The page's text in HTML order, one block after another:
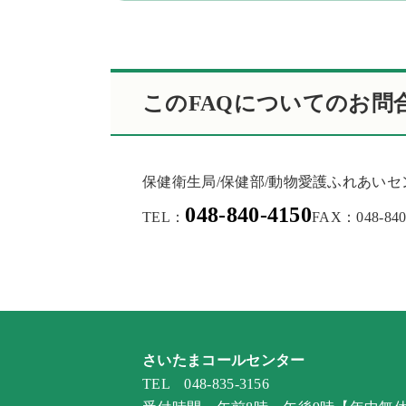
このFAQについてのお問
保健衛生局/保健部/動物愛護ふれあい
TEL： 048-840-4150FAX：048-
さいたまコールセンター
TEL 048-835-3156